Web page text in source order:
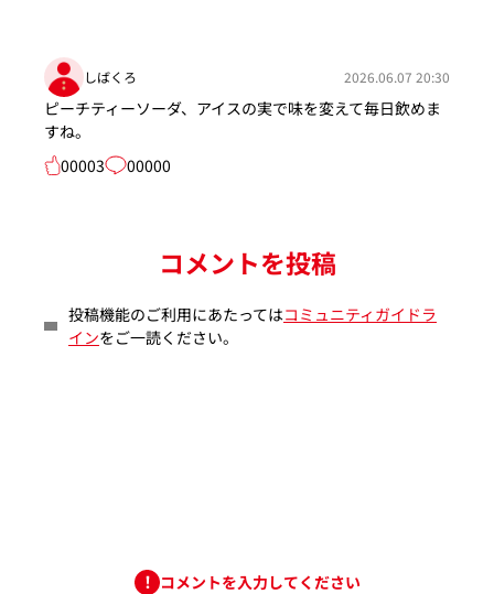
しばくろ 2026.06.07 20:30
ピーチティーソーダ、アイスの実で味を変えて毎日飲めま
すね。
00003
00000
コメントを投稿
投稿機能のご利用にあたってはコミュニティガイドラ
インをご一読ください。
コメントを入力してください